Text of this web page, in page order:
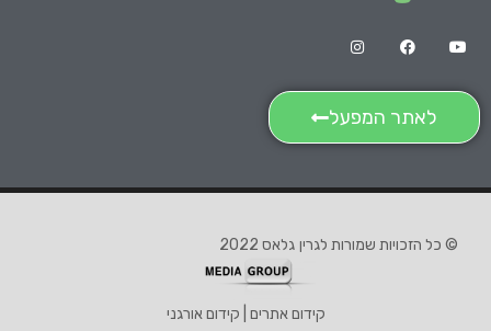
לאתר המפעל
© כל הזכויות שמורות לגרין גלאס 2022
קידום אתרים | קידום אורגני